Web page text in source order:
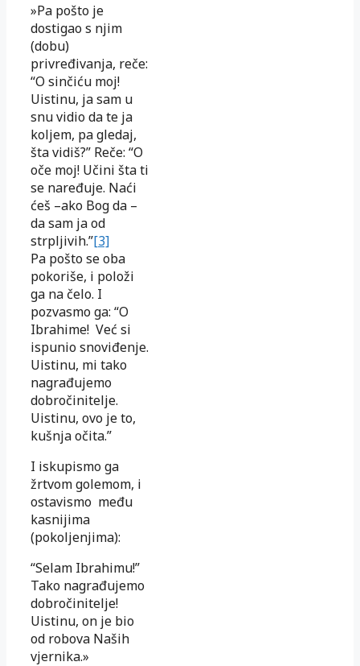
»Pa pošto je
dostigao s njim
(dobu)
privređivanja, reče:
“O sinčiću moj!
Uistinu, ja sam u
snu vidio da te ja
koljem, pa gledaj,
šta vidiš?” Reče: “O
oče moj! Učini šta ti
se naređuje. Naći
ćeš –ako Bog da –
da sam ja od
strpljivih.”[3]
Pa pošto se oba
pokoriše, i položi
ga na čelo. I
pozvasmo ga: “O
Ibrahime! Već si
ispunio snoviđenje.
Uistinu, mi tako
nagrađujemo
dobročinitelje.
Uistinu, ovo je to,
kušnja očita.”
I iskupismo ga
žrtvom golemom, i
ostavismo među
kasnijima
(pokoljenjima):
“Selam Ibrahimu!”
Tako nagrađujemo
dobročinitelje!
Uistinu, on je bio
od robova Naših
vjernika.»